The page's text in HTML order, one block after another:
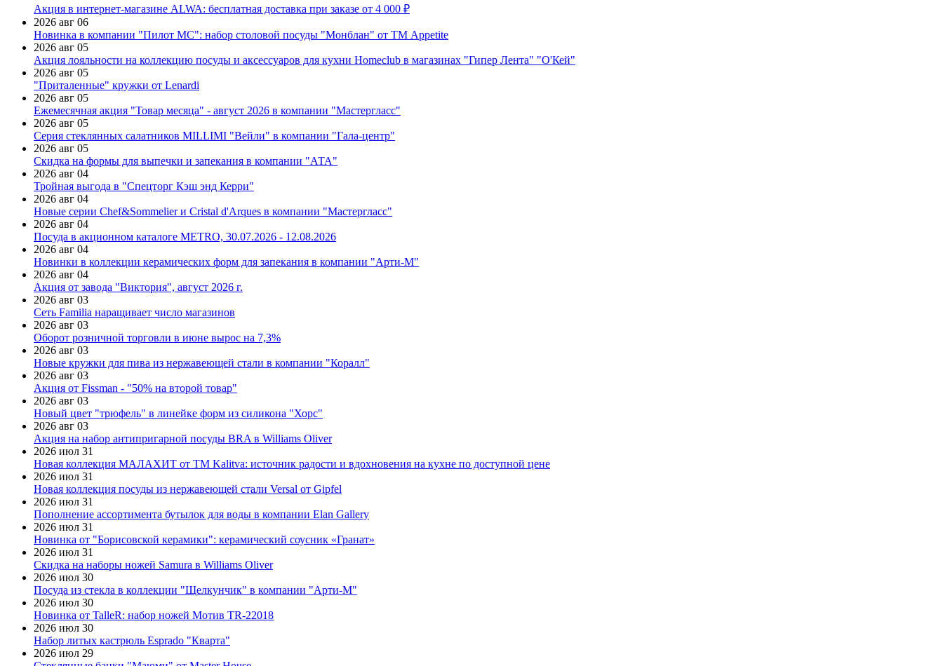
Акция в интернет-магазине ALWA: бесплатная доставка при заказе от 4 000 ₽
2026 авг 06
Новинка в компании "Пилот МС": набор столовой посуды "Монблан" от ТМ Appetite
2026 авг 05
Акция лояльности на коллекцию посуды и аксессуаров для кухни Homeclub в магазинах "Гипер Лента" "О'Кей"
2026 авг 05
"Приталенные" кружки от Lenardi
2026 авг 05
Ежемесячная акция "Товар месяца" - август 2026 в компании "Мастергласс"
2026 авг 05
Серия стеклянных салатников MILLIMI "Вейли" в компании "Гала-центр"
2026 авг 05
Скидка на формы для выпечки и запекания в компании "АТА"
2026 авг 04
Тройная выгода в "Спецторг Кэш энд Керри"
2026 авг 04
Новые серии Chef&Sommelier и Cristal d'Arques в компании "Мастергласс"
2026 авг 04
Посуда в акционном каталоге METRO, 30.07.2026 - 12.08.2026
2026 авг 04
Новинки в коллекции керамических форм для запекания в компании "Арти-М"
2026 авг 04
Акция от завода "Виктория", август 2026 г.
2026 авг 03
Сеть Familia наращивает число магазинов
2026 авг 03
Оборот розничной торговли в июне вырос на 7,3%
2026 авг 03
Новые кружки для пива из нержавеющей стали в компании "Коралл"
2026 авг 03
Акция от Fissman - "50% на второй товар"
2026 авг 03
Новый цвет "трюфель" в линейке форм из силикона "Хорс"
2026 авг 03
Акция на набор антипригарной посуды BRA в Williams Oliver
2026 июл 31
Новая коллекция МАЛАХИТ от ТМ Kalitva: источник радости и вдохновения на кухне по доступной цене
2026 июл 31
Новая коллекция посуды из нержавеющей стали Versal от Gipfel
2026 июл 31
Пополнение ассортимента бутылок для воды в компании Elan Gallery
2026 июл 31
Новинка от "Борисовской керамики": керамический соусник «Гранат»
2026 июл 31
Скидка на наборы ножей Samura в Williams Oliver
2026 июл 30
Посуда из стекла в коллекции "Щелкунчик" в компании "Арти-М"
2026 июл 30
Новинка от TalleR: набор ножей Мотив TR-22018
2026 июл 30
Набор литых кастрюль Esprado "Кварта"
2026 июл 29